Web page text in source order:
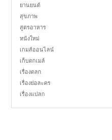
ยานยนต์
สุขภาพ
สูตรอาหาร
หนังใหม่
เกมส์ออนไลน์
เก็บตกเมล์
เรื่องตลก
เรื่องย่อละคร
เรื่องแปลก